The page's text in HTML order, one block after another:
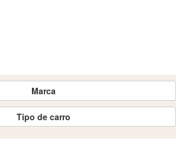
Marca
Tipo de carro